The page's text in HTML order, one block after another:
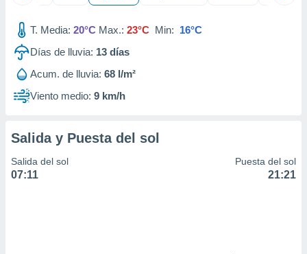
T. Media: 20°C Max.: 23°C Min: 16°C
Días de lluvia: 13 días
Acum. de lluvia: 68 l/m²
Viento medio: 9 km/h
Salida y Puesta del sol
Salida del sol
07:11
Puesta del sol
21:21